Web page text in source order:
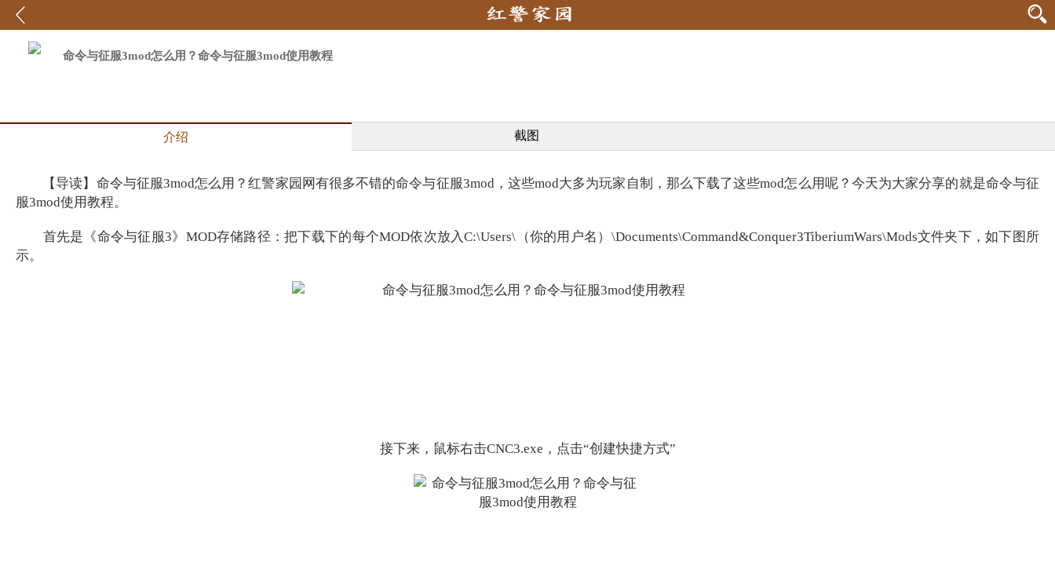
命令与征服3mod怎么用？命令与征服3mod使用教程
介绍 截图
【导读】命令与征服3mod怎么用？红警家园网有很多不错的命令与征服3mod，这些mod大多为玩家自制，那么下载了这些mod怎么用呢？今天为大家分享的就是命令与征
服3mod使用教程。
首先是《命令与征服3》MOD存储路径：把下载下的每个MOD依次放入C:\Users\（你的用户名）\Documents\Command&Conquer3TiberiumWars\Mods文件夹下，如下图所
示。
接下来，鼠标右击CNC3.exe，点击“创建快捷方式”